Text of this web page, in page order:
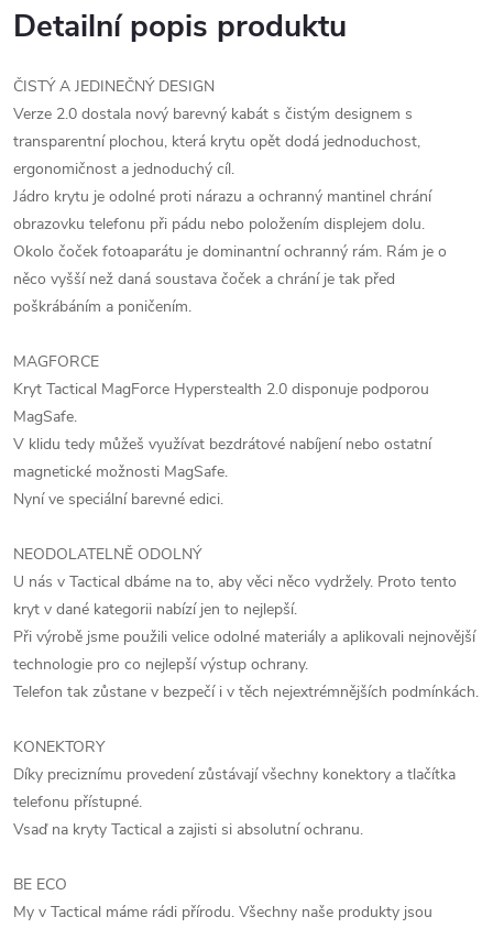
Detailní popis produktu
ČISTÝ A JEDINEČNÝ DESIGN
Verze 2.0 dostala nový barevný kabát s čistým designem s
transparentní plochou, která krytu opět dodá jednoduchost,
ergonomičnost a jednoduchý cíl.
Jádro krytu je odolné proti nárazu a ochranný mantinel chrání
obrazovku telefonu při pádu nebo položením displejem dolu.
Okolo čoček fotoaparátu je dominantní ochranný rám. Rám je o
něco vyšší než daná soustava čoček a chrání je tak před
poškrábáním a poničením.
MAGFORCE
Kryt Tactical MagForce Hyperstealth 2.0 disponuje podporou
MagSafe.
V klidu tedy můžeš využívat bezdrátové nabíjení nebo ostatní
magnetické možnosti MagSafe.
Nyní ve speciální barevné edici.
NEODOLATELNĚ ODOLNÝ
U nás v Tactical dbáme na to, aby věci něco vydržely. Proto tento
kryt v dané kategorii nabízí jen to nejlepší.
Při výrobě jsme použili velice odolné materiály a aplikovali nejnovější
technologie pro co nejlepší výstup ochrany.
Telefon tak zůstane v bezpečí i v těch nejextrémnějších podmínkách.
KONEKTORY
Díky preciznímu provedení zůstávají všechny konektory a tlačítka
telefonu přístupné.
Vsaď na kryty Tactical a zajisti si absolutní ochranu.
BE ECO
My v Tactical máme rádi přírodu. Všechny naše produkty jsou